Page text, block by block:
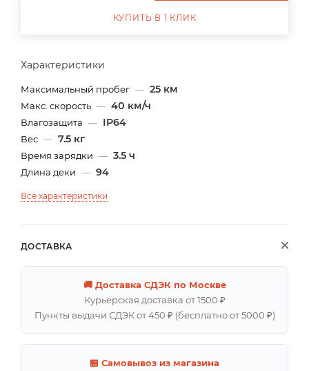
Характеристики
Максимальный пробег — 25 км
Макс. скорость — 40 км/ч
Влагозащита — IP64
Вес — 7.5 кг
Время зарядки — 3.5 ч
Длина деки — 94
Все характеристики
ДОСТАВКА
🚚 Доставка СДЭК по Москве
Курьерская доставка от 1500 ₽
Пункты выдачи СДЭК от 450 ₽ (бесплатно от 5000 ₽)
🏪 Самовывоз из магазина
КУПИТЬ В 1 КЛИК